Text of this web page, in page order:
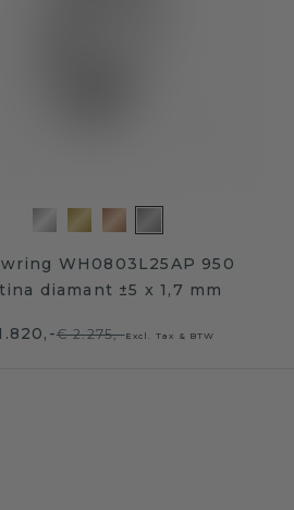
WH0803L25AP 950
diamant ±5 x 1,7 mm
€ 2.275,-Excl. Tax & BTW